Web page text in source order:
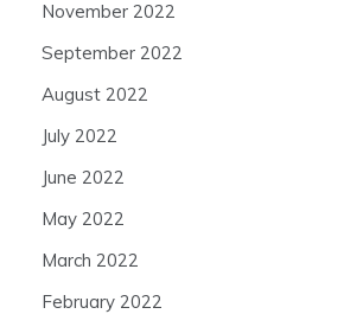
November 2022
September 2022
August 2022
July 2022
June 2022
May 2022
March 2022
February 2022